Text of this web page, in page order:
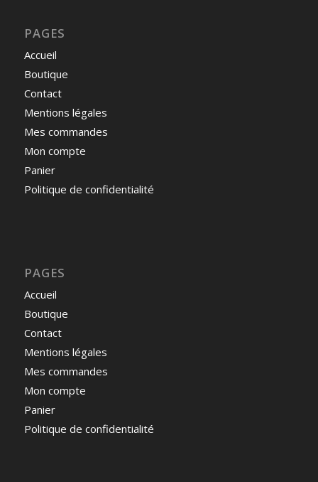
PAGES
Accueil
Boutique
Contact
Mentions légales
Mes commandes
Mon compte
Panier
Politique de confidentialité
PAGES
Accueil
Boutique
Contact
Mentions légales
Mes commandes
Mon compte
Panier
Politique de confidentialité